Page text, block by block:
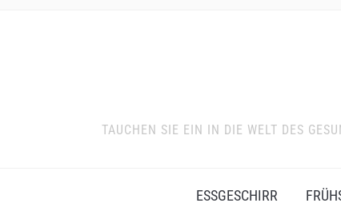
TAUCHEN SIE EIN IN DIE WELT DES
ESSGESCHIRR